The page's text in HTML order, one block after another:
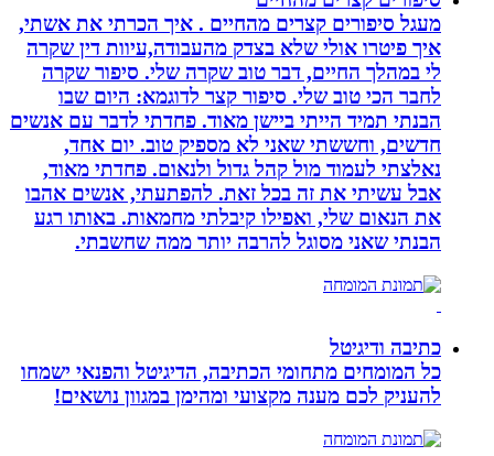
מעגל סיפורים קצרים מהחיים . איך הכרתי את אשתי,
איך פיטרו אולי שלא בצדק מהעבודה,עיוות דין שקרה
לי במהלך החיים, דבר טוב שקרה שלי. סיפור שקרה
לחבר הכי טוב שלי. סיפור קצר לדוגמא: היום שבו
הבנתי תמיד הייתי ביישן מאוד. פחדתי לדבר עם אנשים
חדשים, וחששתי שאני לא מספיק טוב. יום אחד,
נאלצתי לעמוד מול קהל גדול ולנאום. פחדתי מאוד,
אבל עשיתי את זה בכל זאת. להפתעתי, אנשים אהבו
את הנאום שלי, ואפילו קיבלתי מחמאות. באותו רגע
הבנתי שאני מסוגל להרבה יותר ממה שחשבתי.
כתיבה ודיגיטל
כל המומחים מתחומי הכתיבה, הדיגיטל והפנאי ישמחו
להעניק לכם מענה מקצועי ומהימן במגוון נושאים!